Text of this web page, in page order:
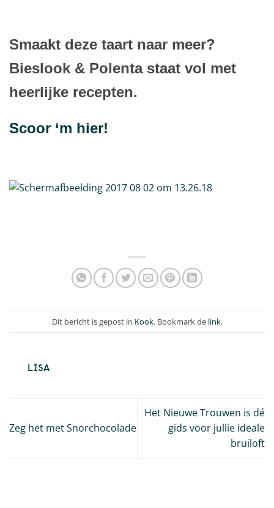
Smaakt deze taart naar meer?
Bieslook & Polenta staat vol met
heerlijke recepten.
Scoor ‘m hier!
Dit bericht is gepost in Kook. Bookmark de link.
LISA
Zeg het met Snorchocolade
Het Nieuwe Trouwen is dé
gids voor jullie ideale
bruiloft